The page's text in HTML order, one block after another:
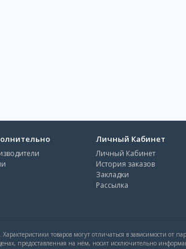
Личный Кабинет
Личный Кабинет
История заказов
Закладки
Рассылка
товаров могут отличаться в зависимости от
предоставленная на нём, носит исключительно